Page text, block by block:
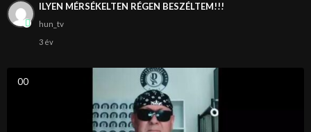
ILYEN MÉRSÉKELTEN RÉGEN BESZÉLTEM!!!
hun_tv
3 év
00